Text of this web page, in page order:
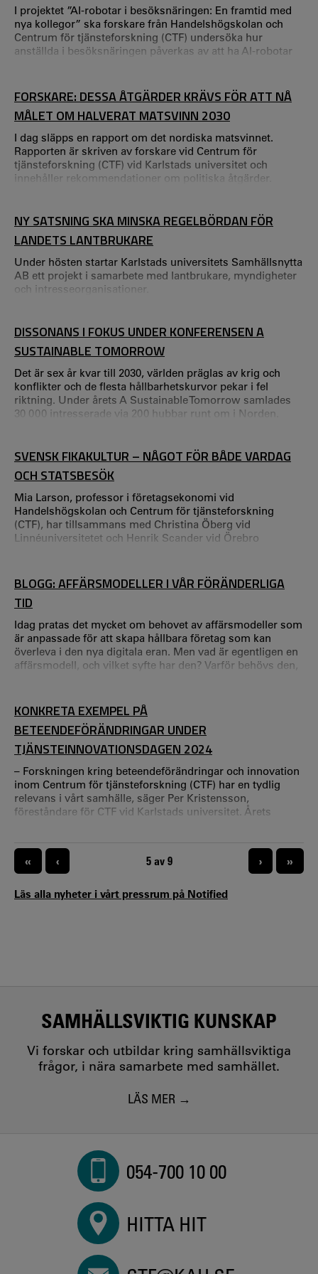
I projektet ”AI-robotar i besöksnäringen: En framtid med
nya kollegor” ska forskare från Handelshögskolan och
Centrum för tjänsteforskning (CTF) undersöka hur
anställda i besöksnäringen påverkas av att ha AI-robotar
Calle Rosengren vid Högskolan Kristianstad och Carin
Håkansta vid Karolinska Institutet ska driva det tvååriga
projektet som startar i juni 2025.
FORSKARE: DESSA ÅTGÄRDER KRÄVS FÖR ATT NÅ
MÅLET OM HALVERAT MATSVINN 2030
I dag släpps en rapport om det nordiska matsvinnet.
Rapporten är skriven av forskare vid Centrum för
tjänsteforskning (CTF) vid Karlstads universitet och
innehåller rekommendationer om politiska åtgärder.
NY SATSNING SKA MINSKA REGELBÖRDAN FÖR
LANDETS LANTBRUKARE
Under hösten startar Karlstads universitets Samhällsnytta
AB ett projekt i samarbete med lantbrukare, myndigheter
och intresseorganisationer.
DISSONANS I FOKUS UNDER KONFERENSEN A
SUSTAINABLE TOMORROW
Det är sex år kvar till 2030, världen präglas av krig och
konflikter och de flesta hållbarhetskurvor pekar i fel
riktning. Under årets A Sustainable Tomorrow samlades
30 000 intresserade via 200 hubbar runt om i Norden.
SVENSK FIKAKULTUR – NÅGOT FÖR BÅDE VARDAG
OCH STATSBESÖK
Mia Larson, professor i företagsekonomi vid
Handelshögskolan och Centrum för tjänsteforskning
(CTF), har tillsammans med Christina Öberg vid
Linnéuniversitetet och Henrik Scander vid Örebro
När jag jobbade på Lunds universitet handledde jag en
masterstudent som skrev om fika och hygge i
destinationsmarknadsföring.
BLOGG: AFFÄRSMODELLER I VÅR FÖRÄNDERLIGA
TID
Idag pratas det mycket om behovet av affärsmodeller som
är anpassade för att skapa hållbara företag som kan
överleva i den nya digitala eran. Men vad är egentligen en
affärsmodell, och vilket syfte har den? Varför behövs den,
affärer, eller med andra ord hur företaget skapar ett
kunderbjudande som genererar intäkter.
KONKRETA EXEMPEL PÅ
BETEENDEFÖRÄNDRINGAR UNDER
TJÄNSTEINNOVATIONSDAGEN 2024
– Forskningen kring beteendeförändringar och innovation
inom Centrum för tjänsteforskning (CTF) har en tydlig
relevans i vårt samhälle, säger Per Kristensson,
föreståndare för CTF vid Karlstads universitet. Årets
PAGINERING
« ‹ NUVARANDE SIDA
5 av 9 › »
Läs alla nyheter i vårt pressrum på Notified
SAMHÄLLSVIKTIG KUNSKAP
Vi forskar och utbildar kring samhällsviktiga
frågor, i nära samarbete med samhället.
LÄS MER
054-700 10 00
HITTA HIT